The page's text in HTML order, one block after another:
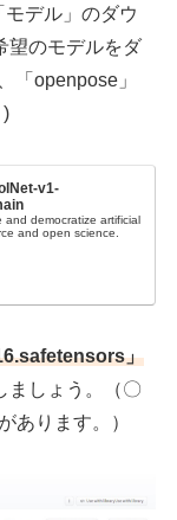
デル」のダウ
望のモデルをダ
「openpose」
)
v1-
and democratize artificial
and open science.
」
ましょう。（〇
あります。）